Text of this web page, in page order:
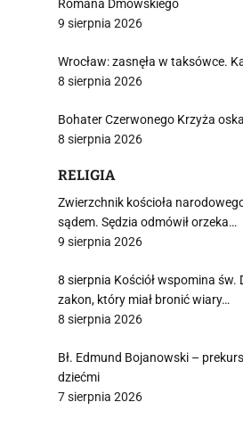
Romana Dmowskiego
9 sierpnia 2026
Wrocław: zasnęła w taksówce.
8 sierpnia 2026
Bohater Czerwonego Krzyża
8 sierpnia 2026
RELIGIA
Zwierzchnik kościoła
sądem. Sędzia odmówił orzeka…
9 sierpnia 2026
8 sierpnia Kościół wspomina św.
zakon, który miał bronić wiary…
8 sierpnia 2026
Bł. Edmund Bojanowski –
dziećmi
7 sierpnia 2026